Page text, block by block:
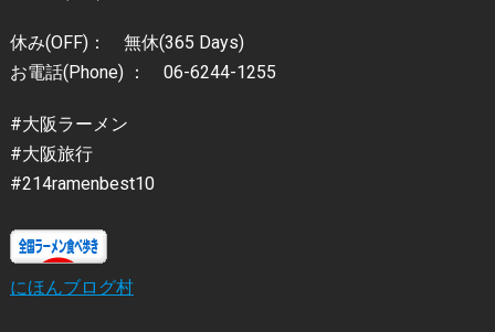
休み(OFF)： 無休(365 Days)
お電話(Phone) ： 06-6244-1255
#大阪ラーメン
#大阪旅行
#214ramenbest10
にほんブログ村